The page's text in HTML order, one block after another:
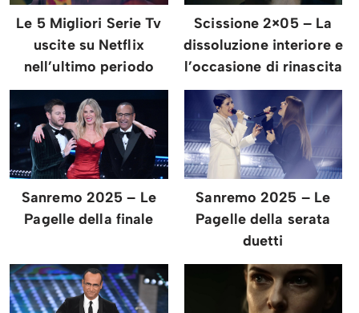
Le 5 Migliori Serie Tv
uscite su Netflix
nell’ultimo periodo
Scissione 2×05 – La
dissoluzione interiore e
l’occasione di rinascita
Sanremo 2025 – Le
Pagelle della finale
Sanremo 2025 – Le
Pagelle della serata
duetti